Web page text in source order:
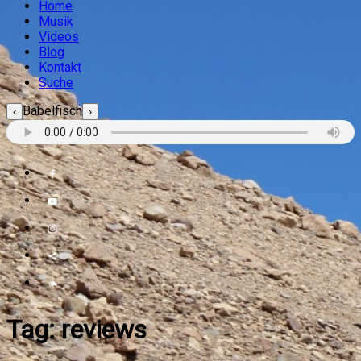
Home
Musik
Videos
Blog
Kontakt
Suche
‹ Babelfisch ›
Tag:reviews